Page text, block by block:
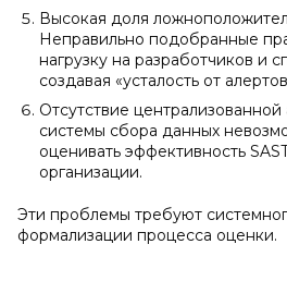
Высокая доля
Неправильно подобранные
нагрузку на разработчиков и
создавая «усталость от
Отсутствие
системы сбора данных
оценивать эффективность
организации.
Эти проблемы требуют
формализации процесса оценки.